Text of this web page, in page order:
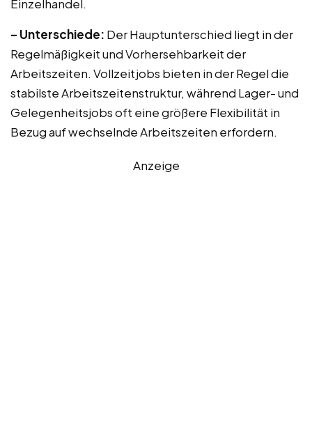
Einzelhandel.
– Unterschiede: Der Hauptunterschied liegt in der
Regelmäßigkeit und Vorhersehbarkeit der
Arbeitszeiten. Vollzeitjobs bieten in der Regel die
stabilste Arbeitszeitenstruktur, während Lager- und
Gelegenheitsjobs oft eine größere Flexibilität in
Bezug auf wechselnde Arbeitszeiten erfordern.
Anzeige